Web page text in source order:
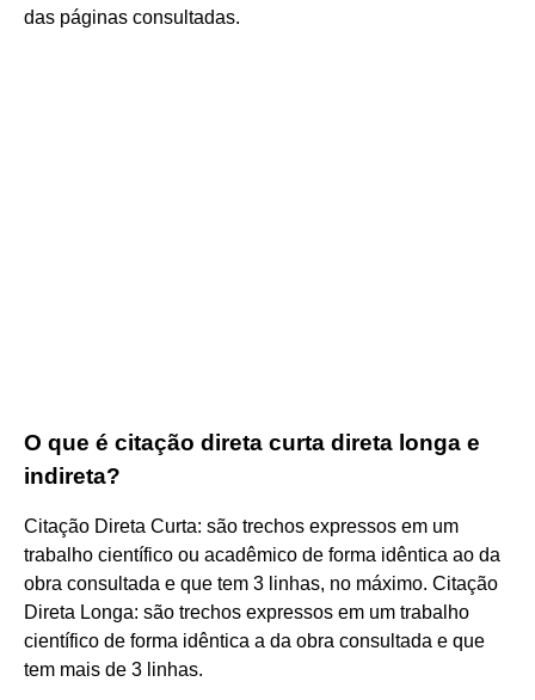
das páginas consultadas.
O que é citação direta curta direta longa e
indireta?
Citação Direta Curta: são trechos expressos em um
trabalho científico ou acadêmico de forma idêntica ao da
obra consultada e que tem 3 linhas, no máximo. Citação
Direta Longa: são trechos expressos em um trabalho
científico de forma idêntica a da obra consultada e que
tem mais de 3 linhas.